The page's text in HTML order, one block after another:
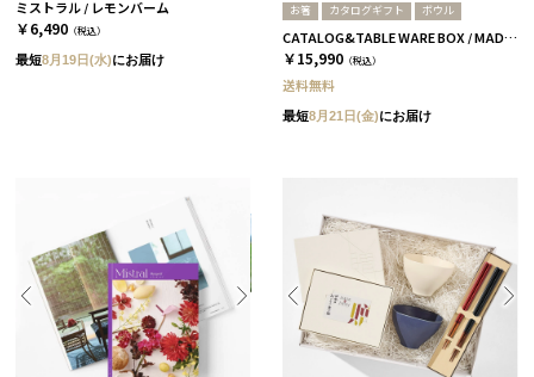
ミストラル / レモンバーム
￥6,490 （税込）
最短8月19日(水)にお届け
お箸 カタログギフト ボウル
CATALOG&TABLE WARE BOX / MADE IN JAPAN / ネイビー&ホワイト / 全5種 C MJ08＋蓮
￥15,990 （税込）
送料無料
最短8月21日(金)にお届け